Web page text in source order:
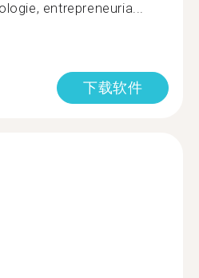
entrepreneuria...
下载软件